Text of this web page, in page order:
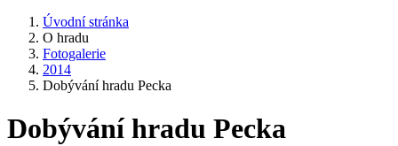
Úvodní stránka
O hradu
Fotogalerie
2014
Dobývání hradu Pecka
Dobývání hradu Pecka